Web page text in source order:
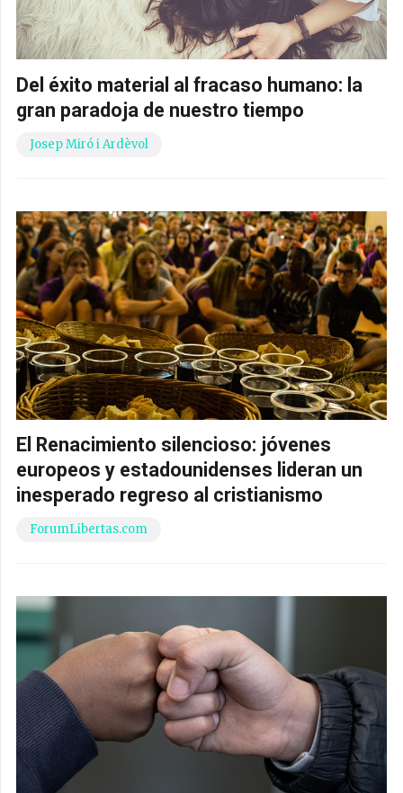
Del éxito material al fracaso humano: la
gran paradoja de nuestro tiempo
Josep Miró i Ardèvol
El Renacimiento silencioso: jóvenes
europeos y estadounidenses lideran un
inesperado regreso al cristianismo
ForumLibertas.com